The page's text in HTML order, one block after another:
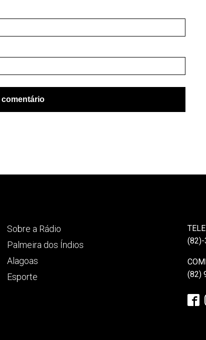
Sobre a Rádio
Palmeira dos Índios
Alagoas
Esporte
(82)